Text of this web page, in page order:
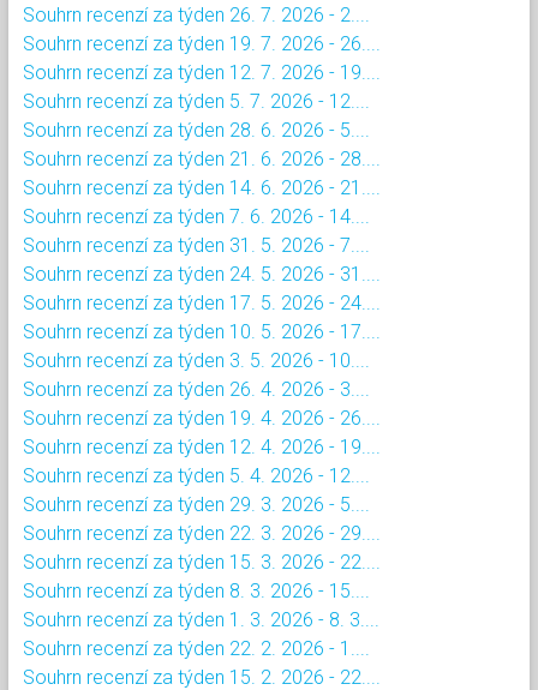
Souhrn recenzí za týden 26. 7. 2026 - 2....
Souhrn recenzí za týden 19. 7. 2026 - 26....
Souhrn recenzí za týden 12. 7. 2026 - 19....
Souhrn recenzí za týden 5. 7. 2026 - 12....
Souhrn recenzí za týden 28. 6. 2026 - 5....
Souhrn recenzí za týden 21. 6. 2026 - 28....
Souhrn recenzí za týden 14. 6. 2026 - 21....
Souhrn recenzí za týden 7. 6. 2026 - 14....
Souhrn recenzí za týden 31. 5. 2026 - 7....
Souhrn recenzí za týden 24. 5. 2026 - 31....
Souhrn recenzí za týden 17. 5. 2026 - 24....
Souhrn recenzí za týden 10. 5. 2026 - 17....
Souhrn recenzí za týden 3. 5. 2026 - 10....
Souhrn recenzí za týden 26. 4. 2026 - 3....
Souhrn recenzí za týden 19. 4. 2026 - 26....
Souhrn recenzí za týden 12. 4. 2026 - 19....
Souhrn recenzí za týden 5. 4. 2026 - 12....
Souhrn recenzí za týden 29. 3. 2026 - 5....
Souhrn recenzí za týden 22. 3. 2026 - 29....
Souhrn recenzí za týden 15. 3. 2026 - 22....
Souhrn recenzí za týden 8. 3. 2026 - 15....
Souhrn recenzí za týden 1. 3. 2026 - 8. 3....
Souhrn recenzí za týden 22. 2. 2026 - 1....
Souhrn recenzí za týden 15. 2. 2026 - 22....